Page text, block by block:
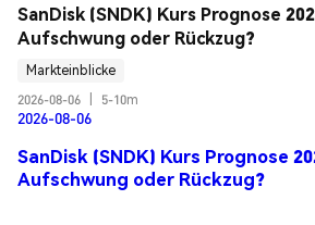
SanDisk (SNDK) Kurs Prognose
Aufschwung oder Rückzug?
Markteinblicke
2026-08-06
5-10m
2026-08-06
SanDisk (SNDK) Kurs Prognose
Aufschwung oder Rückzug?